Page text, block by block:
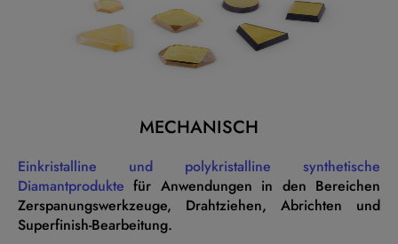
MECHANISCH
Einkristalline und polykristalline synthetische
Diamantprodukte für Anwendungen in den Bereichen
Zerspanungswerkzeuge, Drahtziehen, Abrichten und
Superfinish-Bearbeitung.